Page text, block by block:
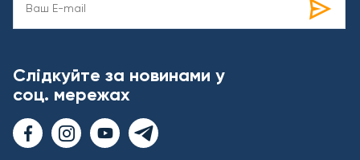
Слідкуйте за новинами у
соц. мережах